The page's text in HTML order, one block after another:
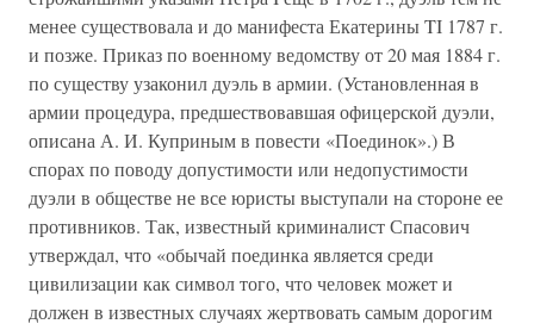
менее существовала и до манифеста Екатерины TI 1787 г.
и позже. Приказ по военному ведомству от 20 мая 1884 г.
по существу узаконил дуэль в армии. (Установленная в
армии процедура, предшествовавшая офицерской дуэли,
описана А. И. Куприным в повести «Поединок».) В
спорах по поводу допустимости или недопустимости
дуэли в обществе не все юристы выступали на стороне ее
противников. Так, известный криминалист Спасович
утверждал, что «обычай поединка является среди
цивилизации как символ того, что человек может и
должен в известных случаях жертвовать самым дорогим